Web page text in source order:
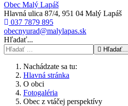
Obec Malý Lapáš
Hlavná ulica 87/4, 951 04 Malý Lapáš
037 7879 895
obecnyurad@malylapas.sk
Hľadať...
Hľadať...
Nachádzate sa tu:
Hlavná stránka
O obci
Fotogaléria
Obec z vtáčej perspektívy